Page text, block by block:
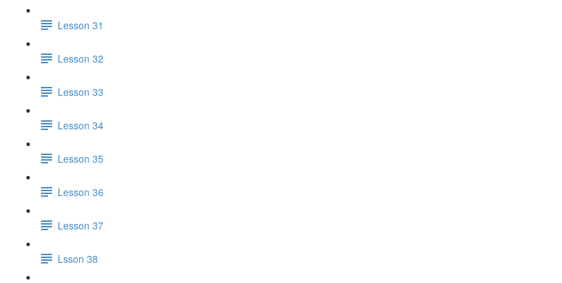
Lesson 31
Lesson 32
Lesson 33
Lesson 34
Lesson 35
Lesson 36
Lesson 37
Lsson 38